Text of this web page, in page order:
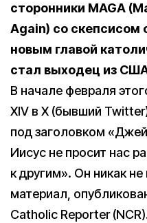
сторонники MAGA
Again) со скепсисом
новым главой
стал выходец из
В начале февраля
XIV в X (бывший
под заголовком
Иисус не просит нас
к другим». Он никак
материал,
Catholic Reporter